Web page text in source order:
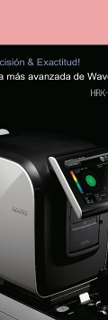
Destiny 56